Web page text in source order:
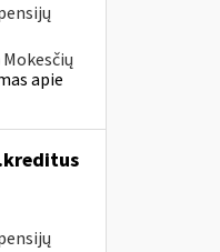
Mokesčių
apie